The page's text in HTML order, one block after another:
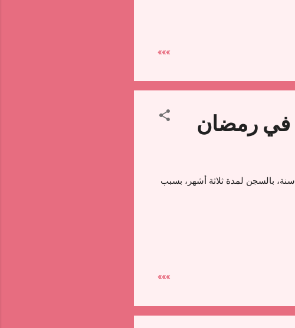
»»»
المصدر: كود أدانت المحكمة الابتدائية في سلا فتاة، تبلغ من العمر 18 سنة، بالسجن لمدة ثلاثة أشهر، بسبب
»»»